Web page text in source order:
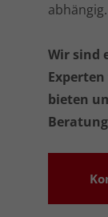
abhängig.
Wir sind
bieten